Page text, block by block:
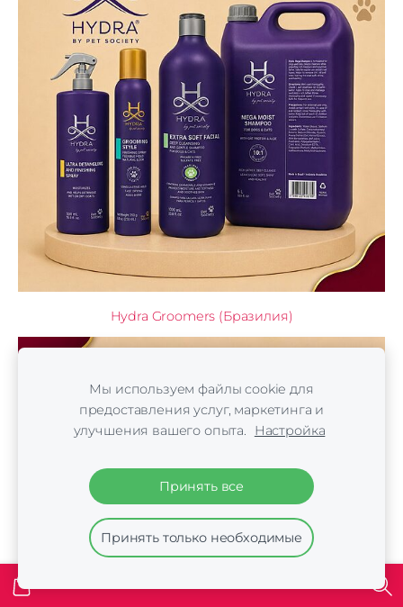
Hydra Groomers (Бразилия)
Мы используем файлы cookie для
предоставления услуг, маркетинга и
улучшения вашего опыта.
Настройка
Принять все
Принять только необходимые